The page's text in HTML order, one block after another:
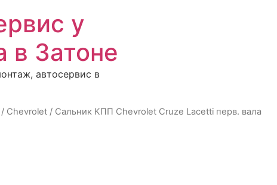
у
в Затоне
автосервис в
/ Chevrolet / Сальник КПП Chevrolet Cruze Lacetti перв. вала